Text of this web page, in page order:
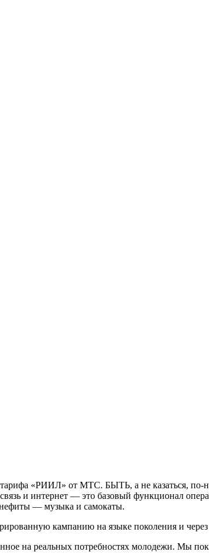
«РИИЛ» от МТС. БЫТЬ, а не казаться, по-
и интернет — это базовый функционал
— музыка и самокаты.
кампанию на языке поколения и
на реальных потребностях молодежи. Мы